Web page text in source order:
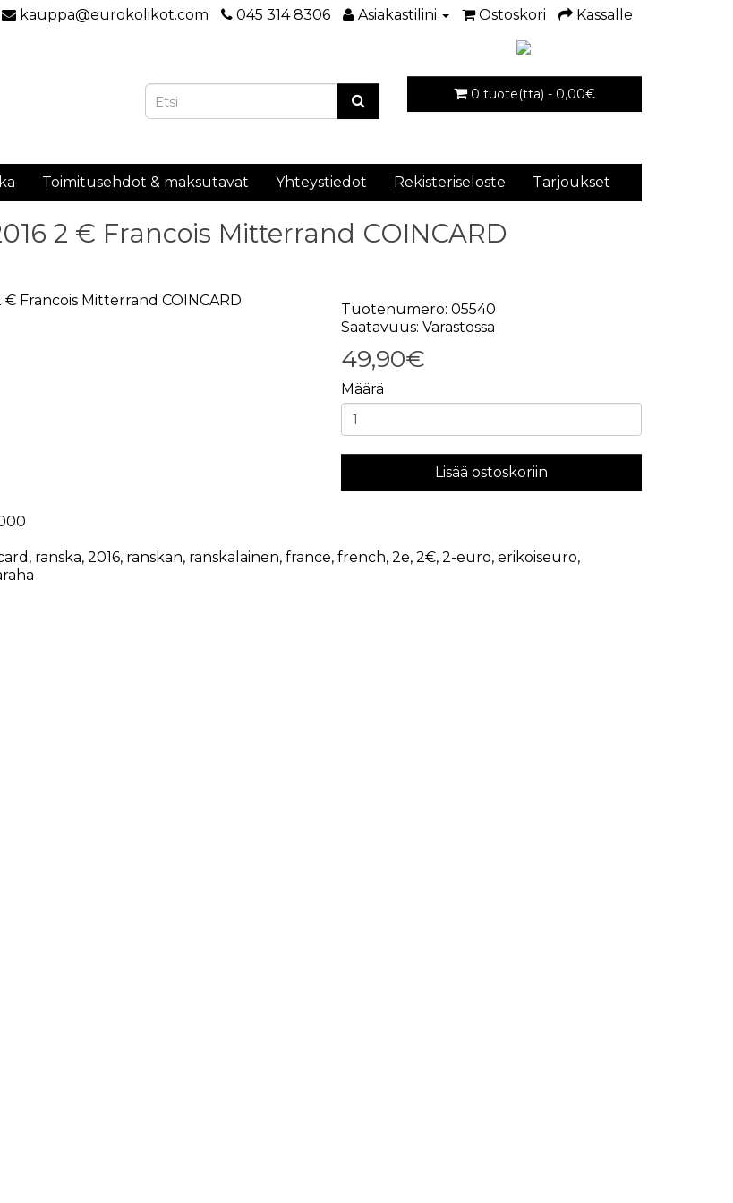
kauppa@eurokolikot.com 045 314 8306 Asiakastilini Ostoskori Kassalle
0 tuote(tta) - 0,00€
Toimitusehdot & maksutavat Yhteystiedot Rekisteriseloste Tarjoukset
2 € Francois Mitterrand COINCARD
Tuotenumero: 05540
Saatavuus: Varastossa
49,90€
Määrä
Lisää ostoskoriin
, ranska, 2016, ranskan, ranskalainen, france, french, 2e, 2€, 2-euro, erikoiseuro,